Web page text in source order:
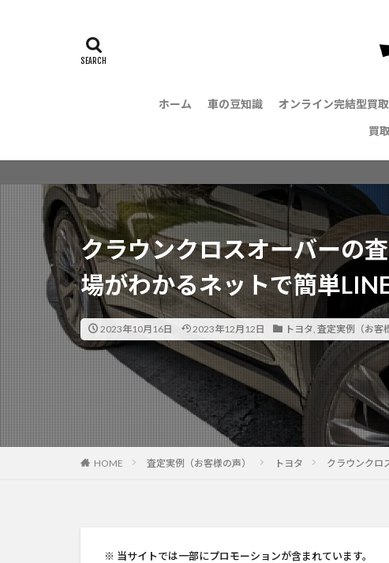
ホーム 車の豆知識 オンライン完結型買
買
クラウンクロスオーバーの
場がわかるネットで簡単
2023年10月16日 2023年12月12日 トヨタ, 査定実例（お客
HOME 査定実例（お客様の声） トヨタ クラウンクロ
※ 当サイトでは一部にプロモーションが含まれています。